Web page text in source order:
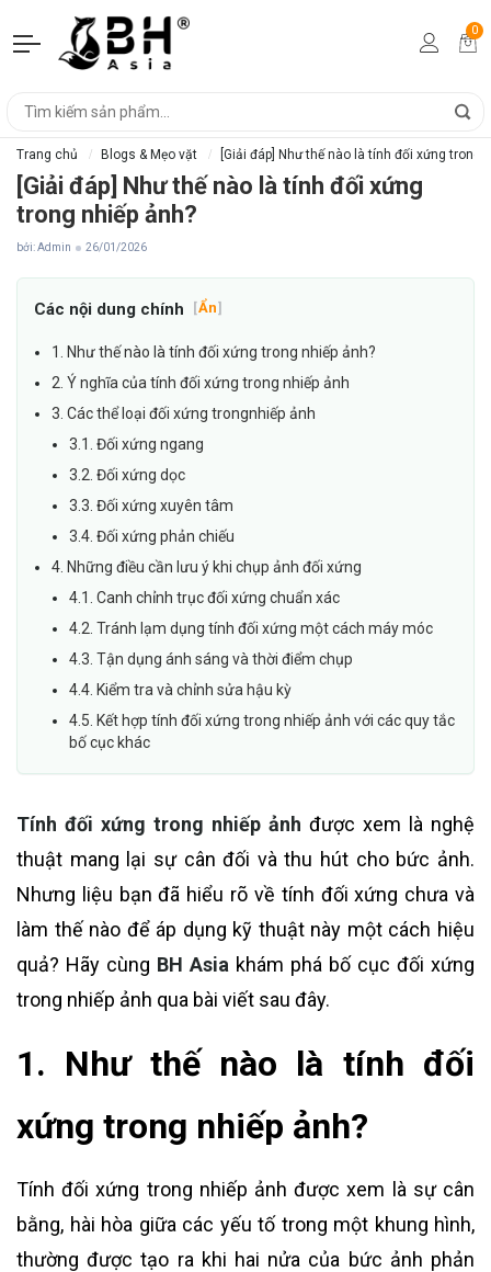
0
Trang chủ Blogs & Mẹo vặt [Giải đáp] Như thế nào là tính đối xứng trong
[Giải đáp] Như thế nào là tính đối xứng
trong nhiếp ảnh?
bởi: Admin 26/01/2026
Các nội dung chính [Ẩn]
1. Như thế nào là tính đối xứng trong nhiếp ảnh?
2. Ý nghĩa của tính đối xứng trong nhiếp ảnh
3. Các thể loại đối xứng trongnhiếp ảnh
3.1. Đối xứng ngang
3.2. Đối xứng dọc
3.3. Đối xứng xuyên tâm
3.4. Đối xứng phản chiếu
4. Những điều cần lưu ý khi chụp ảnh đối xứng
4.1. Canh chỉnh trục đối xứng chuẩn xác
4.2. Tránh lạm dụng tính đối xứng một cách máy móc
4.3. Tận dụng ánh sáng và thời điểm chụp
4.4. Kiểm tra và chỉnh sửa hậu kỳ
4.5. Kết hợp tính đối xứng trong nhiếp ảnh với các quy tắc
bố cục khác
Tính đối xứng trong nhiếp ảnh được xem là nghệ
thuật mang lại sự cân đối và thu hút cho bức ảnh.
Nhưng liệu bạn đã hiểu rõ về tính đối xứng chưa và
làm thế nào để áp dụng kỹ thuật này một cách hiệu
quả? Hãy cùng BH Asia khám phá bố cục đối xứng
trong nhiếp ảnh qua bài viết sau đây.
1. Như thế nào là tính đối
xứng trong nhiếp ảnh?
Tính đối xứng trong nhiếp ảnh được xem là sự cân
bằng, hài hòa giữa các yếu tố trong một khung hình,
thường được tạo ra khi hai nửa của bức ảnh phản